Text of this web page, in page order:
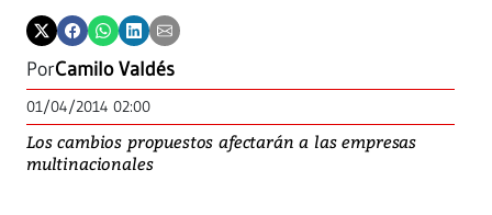
PorCamilo Valdés
01/04/2014 02:00
Los cambios propuestos afectarán a las empresas
multinacionales